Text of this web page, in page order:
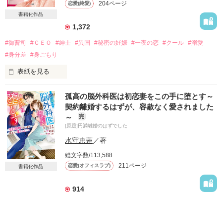
書籍化作品
恋愛(純愛) 204ページ
1,372
#御曹司 #ＣＥＯ #紳士 #異国 #秘密の妊娠 #一夜の恋 #クール #溺愛
#身分差
#身ごもり
表紙を見る
信じて心を預けた人に、また裏切られるのは怖いから。
旅先でのきれいな思い出にしておきたかったのに、
また彼に出会って――。
「どうしても君を手に入れたい」
なにも持たない私に、すべてをくれる人。
2023.08.07〜2023.08.10
書籍化作品
孤高の脳外科医は初恋妻をこの手に堕とす～
契約離婚するはずが、容赦なく愛されました
～
完
[原題]円満離婚のはずでした
水守恵蓮／著
総文字数/113,588
恋愛(オフィスラブ) 211ページ
914